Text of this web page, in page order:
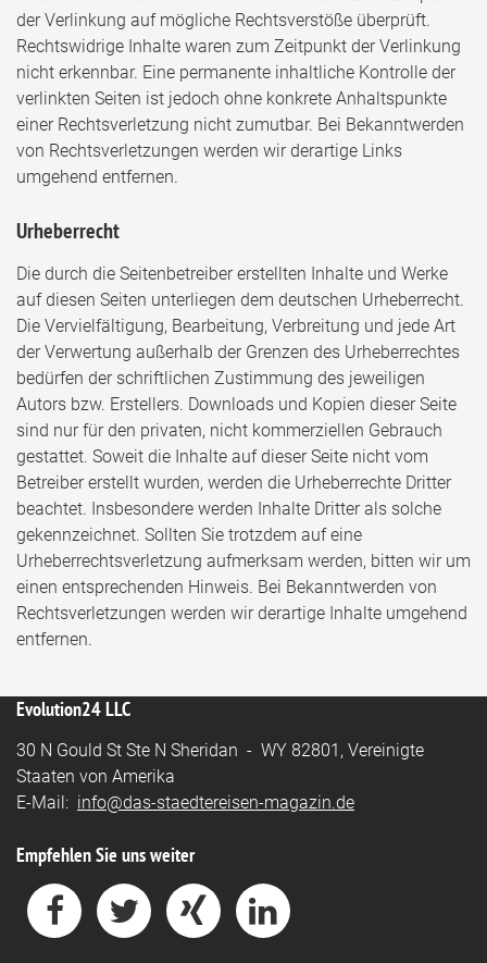
der Verlinkung auf mögliche Rechtsverstöße überprüft.
Rechtswidrige Inhalte waren zum Zeitpunkt der Verlinkung
nicht erkennbar. Eine permanente inhaltliche Kontrolle der
verlinkten Seiten ist jedoch ohne konkrete Anhaltspunkte
einer Rechtsverletzung nicht zumutbar. Bei Bekanntwerden
von Rechtsverletzungen werden wir derartige Links
umgehend entfernen.
Urheberrecht
Die durch die Seitenbetreiber erstellten Inhalte und Werke
auf diesen Seiten unterliegen dem deutschen Urheberrecht.
Die Vervielfältigung, Bearbeitung, Verbreitung und jede Art
der Verwertung außerhalb der Grenzen des Urheberrechtes
bedürfen der schriftlichen Zustimmung des jeweiligen
Autors bzw. Erstellers. Downloads und Kopien dieser Seite
sind nur für den privaten, nicht kommerziellen Gebrauch
gestattet. Soweit die Inhalte auf dieser Seite nicht vom
Betreiber erstellt wurden, werden die Urheberrechte Dritter
beachtet. Insbesondere werden Inhalte Dritter als solche
gekennzeichnet. Sollten Sie trotzdem auf eine
Urheberrechtsverletzung aufmerksam werden, bitten wir um
einen entsprechenden Hinweis. Bei Bekanntwerden von
Rechtsverletzungen werden wir derartige Inhalte umgehend
entfernen.
Evolution24 LLC
30 N Gould St Ste N Sheridan - WY 82801, Vereinigte
Staaten von Amerika
E-Mail: info@das-staedtereisen-magazin.de
Empfehlen Sie uns weiter